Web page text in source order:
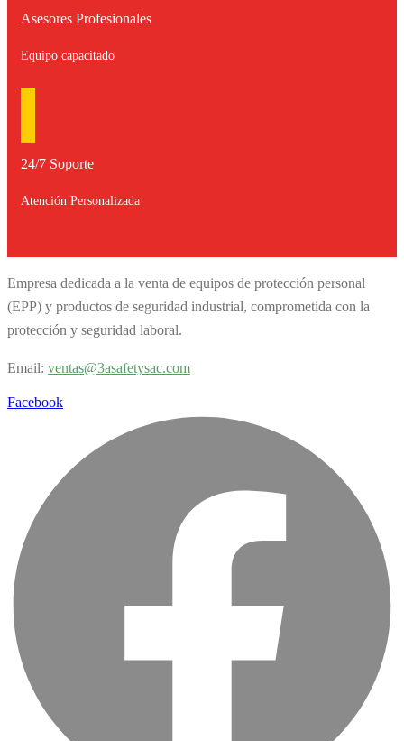
Asesores Profesionales
Equipo capacitado
24/7 Soporte
Atención Personalizada
Empresa dedicada a la venta de equipos de protección personal
(EPP) y productos de seguridad industrial, comprometida con la
protección y seguridad laboral.
Email: ventas@3asafetysac.com
Facebook